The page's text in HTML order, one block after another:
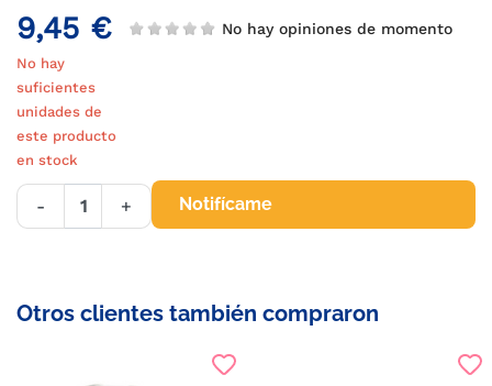
9,45 € No hay opiniones de momento
No hay
suficientes
unidades de
este producto
en stock
- + Notifícame
Otros clientes también compraron